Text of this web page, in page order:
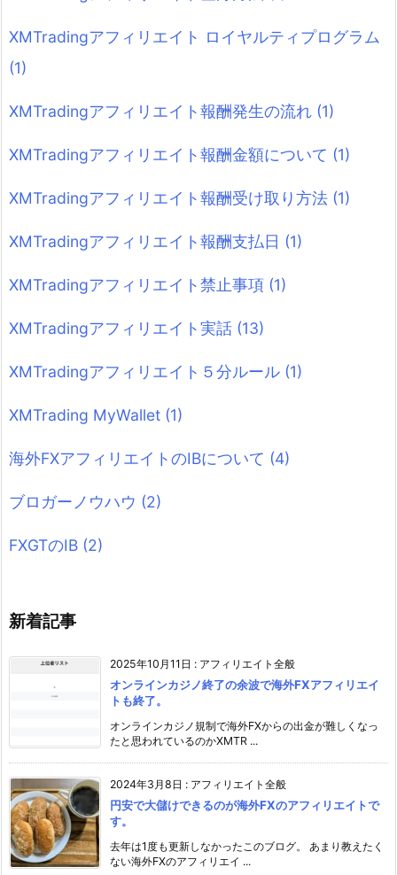
XMTradingアフィリエイト ロイヤルティプログラム
(1)
XMTradingアフィリエイト報酬発生の流れ (1)
XMTradingアフィリエイト報酬金額について (1)
XMTradingアフィリエイト報酬受け取り方法 (1)
XMTradingアフィリエイト報酬支払日 (1)
XMTradingアフィリエイト禁止事項 (1)
XMTradingアフィリエイト実話 (13)
XMTradingアフィリエイト５分ルール (1)
XMTrading MyWallet (1)
海外FXアフィリエイトのIBについて (4)
ブロガーノウハウ (2)
FXGTのIB (2)
新着記事
2025年10月11日 : アフィリエイト全般
オンラインカジノ終了の余波で海外FXアフィリエイ
トも終了。
オンラインカジノ規制で海外FXからの出金が難しくなっ
たと思われているのかXMTR ...
2024年3月8日 : アフィリエイト全般
円安で大儲けできるのが海外FXのアフィリエイトで
す。
去年は1度も更新しなかったこのブログ。 あまり教えたく
ない海外FXのアフィリエイ ...